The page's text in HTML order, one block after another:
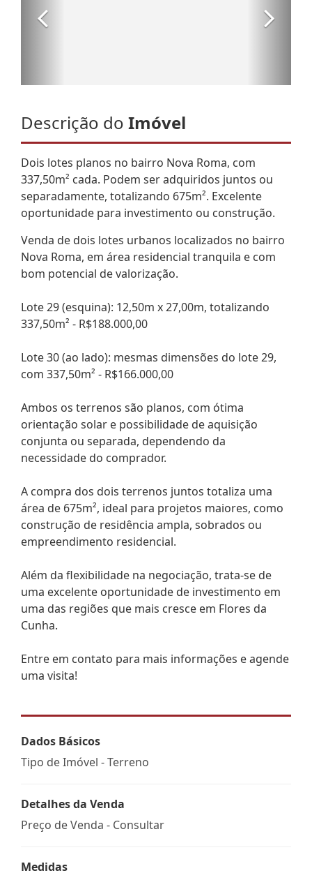
Descrição do Imóvel
Dois lotes planos no bairro Nova Roma, com
337,50m² cada. Podem ser adquiridos juntos ou
separadamente, totalizando 675m². Excelente
oportunidade para investimento ou construção.
Venda de dois lotes urbanos localizados no bairro
Nova Roma, em área residencial tranquila e com
bom potencial de valorização.
Lote 29 (esquina): 12,50m x 27,00m, totalizando
337,50m² - R$188.000,00
Lote 30 (ao lado): mesmas dimensões do lote 29,
com 337,50m² - R$166.000,00
Ambos os terrenos são planos, com ótima
orientação solar e possibilidade de aquisição
conjunta ou separada, dependendo da
necessidade do comprador.
A compra dos dois terrenos juntos totaliza uma
área de 675m², ideal para projetos maiores, como
construção de residência ampla, sobrados ou
empreendimento residencial.
Além da flexibilidade na negociação, trata-se de
uma excelente oportunidade de investimento em
uma das regiões que mais cresce em Flores da
Cunha.
Entre em contato para mais informações e agende
uma visita!
Dados Básicos
Tipo de Imóvel - Terreno
Detalhes da Venda
Preço de Venda - Consultar
Medidas